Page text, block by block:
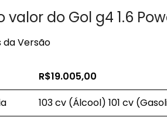
valor do Gol g4 1.6
da Versão
R$19.005,00
103 cv (Álcool) 101 cv